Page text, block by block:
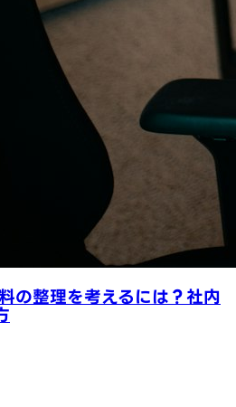
の整理を考えるには？社内